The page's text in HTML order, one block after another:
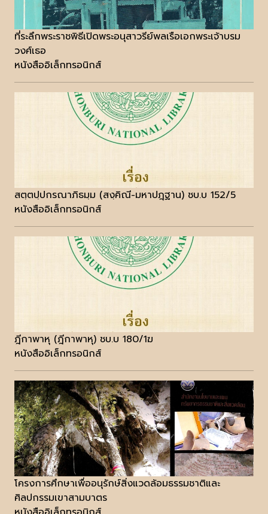
ที่ระลึกพระราชพิธีเปิดพระอนุสาวรีย์พลเรือเอกพระเจ้าบรม
วงศ์เธอ
หนังสืออิเล็กทรอนิกส์
สตฺตปฺปกรณาภิธมฺม (สงฺคิณี-มหาปฎฺฐาน) ชบ.บ 152/5
หนังสืออิเล็กทรอนิกส์
ฎีกาพาหุ (ฎีกาพาหุ) ชบ.บ 180/1ฆ
หนังสืออิเล็กทรอนิกส์
โครงการศึกษาเพื่ออนุรักษ์สิ่งแวดล้อมธรรมชาติและ
ศิลปกรรมเขาสามบาตร